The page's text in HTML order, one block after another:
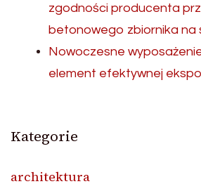
zgodności producenta
betonowego zbiornika na
Nowoczesne
element efektywnej
Kategorie
architektura